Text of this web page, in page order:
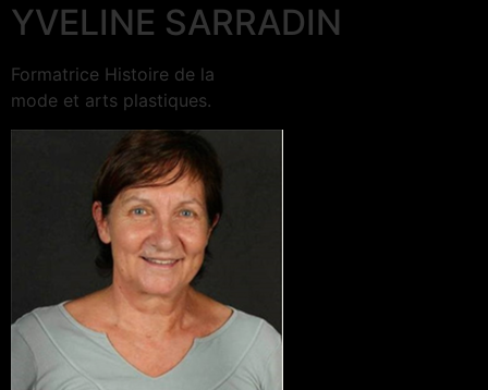
YVELINE SARRADIN
Formatrice Histoire de la
mode et arts plastiques.